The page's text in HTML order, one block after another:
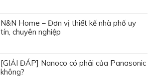
N&N Home – Đơn vị thiết kế nhà phố uy
tín, chuyên nghiệp
[GIẢI ĐÁP] Nanoco có phải của Panasonic
không?